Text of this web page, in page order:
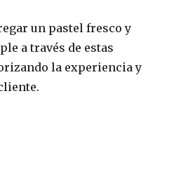
un pastel fresco y
a través de estas
la experiencia y